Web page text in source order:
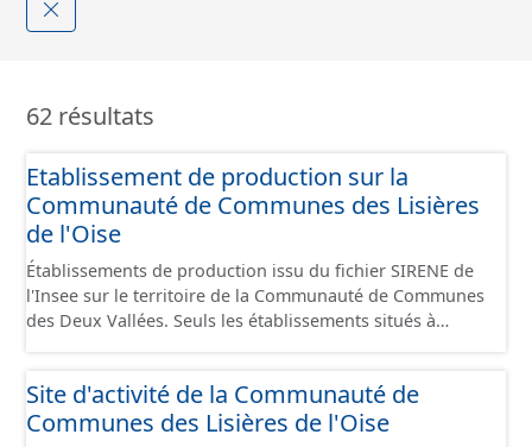
62 résultats
Etablissement de production sur la
Communauté de Communes des Lisières
de l'Oise
Établissements de production issu du fichier SIRENE de
l'Insee sur le territoire de la Communauté de Communes
des Deux Vallées. Seuls les établissements situés à
conformément aux prescriptions du standard CNIG Sites
Économiques. Ce lot ne contient pas la référence aux
Site d'activité de la Communauté de
Communes des Lisières de l'Oise